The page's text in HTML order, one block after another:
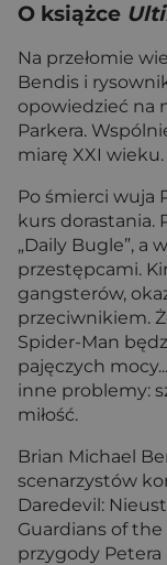
O książce
Na przełomie
Bendis i
opowiedzieć na
Parkera.
miarę XXI
Po śmierci wuja
kurs dorastania.
„Daily Bugle”, a
przestępcami.
gangsterów,
przeciwnikiem.
Spider-Man
pajęczych
inne problemy:
miłość.
Brian Michael
scenarzystów
Daredevil:
Guardians of the
przygody Petera